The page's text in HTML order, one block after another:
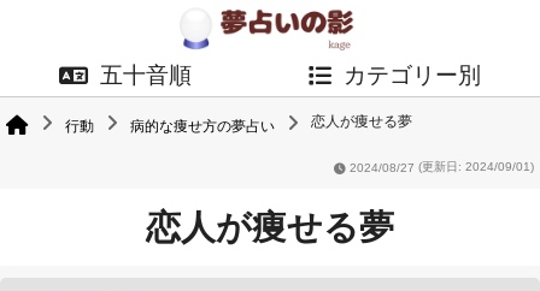
五十音順 カテゴリー別
行動 病的な痩せ方の夢占い 恋人が痩せる夢
2024/08/27 (更新日: 2024/09/01)
恋人が痩せる夢